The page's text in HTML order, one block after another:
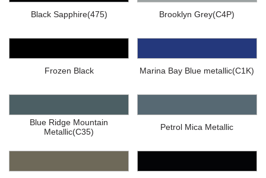
Black Sapphire(475) Brooklyn Grey(C4P)
Frozen Black Marina Bay Blue metallic(C1K)
Blue Ridge Mountain
Metallic(C35)
Petrol Mica Metallic